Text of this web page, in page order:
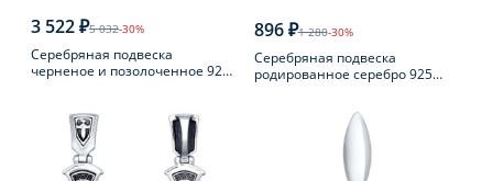
3 522 ₽5 032-30%
Серебряная подвеска
черненое и позолоченное 925
896 ₽1 280-30%
Серебряная подвеска
родированное серебро 925